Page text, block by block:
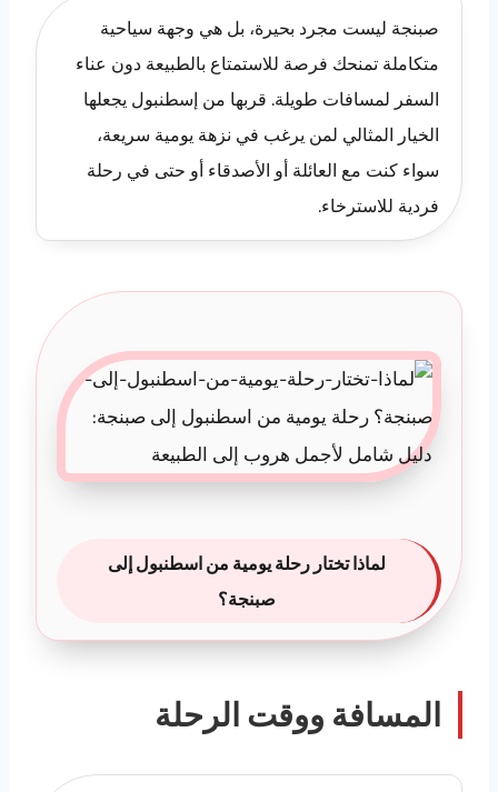
صبنجة ليست مجرد بحيرة، بل هي وجهة سياحية
متكاملة تمنحك فرصة للاستمتاع بالطبيعة دون عناء
السفر لمسافات طويلة. قربها من إسطنبول يجعلها
الخيار المثالي لمن يرغب في نزهة يومية سريعة،
سواء كنت مع العائلة أو الأصدقاء أو حتى في رحلة
فردية للاسترخاء.
لماذا تختار رحلة يومية من اسطنبول إلى
صبنجة؟
المسافة ووقت الرحلة